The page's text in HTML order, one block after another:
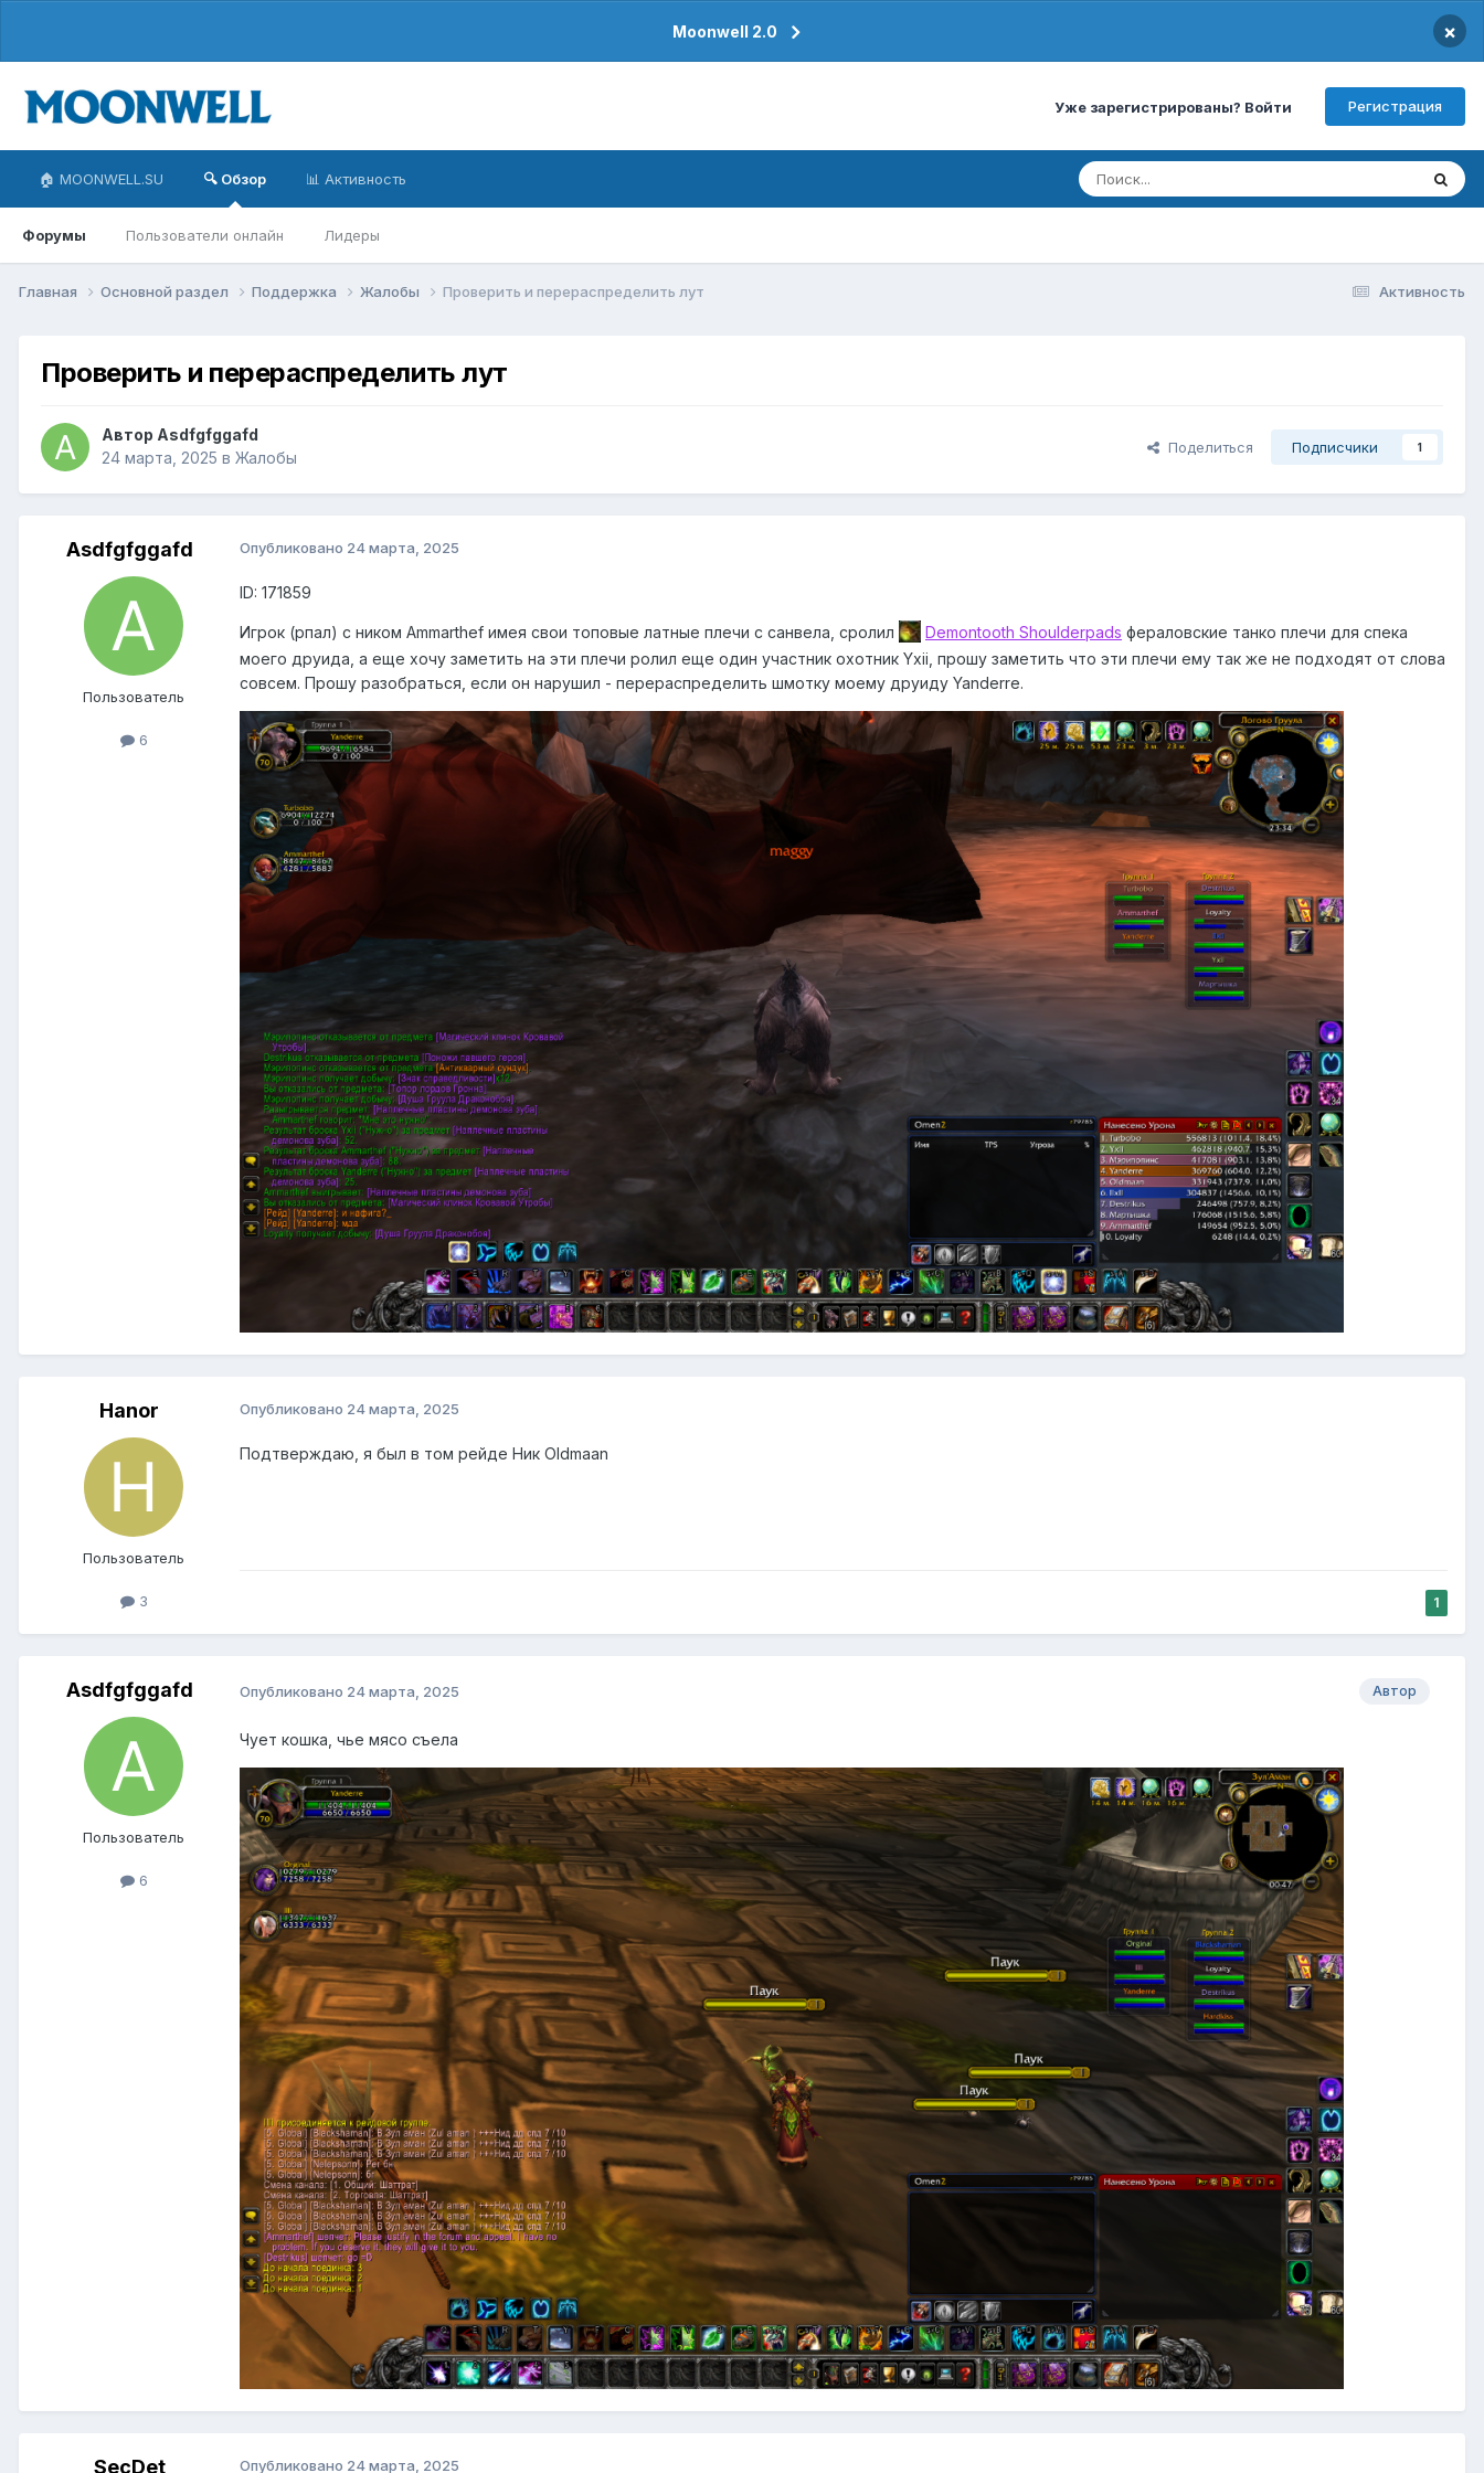
Moonwell 2.0 ×
Уже зарегистрированы? Войти Регистрация
🏠 MOONWELL.SU 🔍 Обзор
Форумы Пользователи онлайн Лидеры
📊 Активность
Активность
Главная Основной раздел Поддержка Жалобы Проверить и перераспределить лут
Проверить и перераспределить лут
Автор Asdfgfggafd
24 марта, 2025 в Жалобы
Поделиться Подписчики 1
Asdfgfggafd
Пользователь
6
Опубликовано 24 марта, 2025
ID: 171859
Игрок (рпал) с ником Ammarthef имея свои топовые латные плечи с санвела, сролил Demontooth Shoulderpads фераловские танко плечи для спека
моего друида, а еще хочу заметить на эти плечи ролил еще один участник охотник Yxii, прошу заметить что эти плечи ему так же не подходят от слова
совсем. Прошу разобраться, если он нарушил - перераспределить шмотку моему друиду Yanderre.
Hanor
Пользователь
3
Опубликовано 24 марта, 2025
Подтверждаю, я был в том рейде Ник Oldmaan
1
Asdfgfggafd
Пользователь
6
Автор
Опубликовано 24 марта, 2025
Чует кошка, чье мясо съела
SecDet Опубликовано 24 марта, 2025